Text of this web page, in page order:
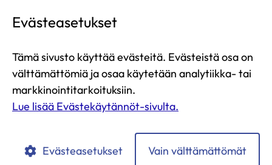
Jäsenille
Ajankohtaista
Yritysyhteistyö ja kumppanuus
Lahjoita
Evästeasetukset
Tämä sivusto käyttää evästeitä. Evästeistä osa on
välttämättömiä ja osaa käytetään analytiikka- tai
markkinointitarkoituksiin.
Lue lisää Evästekäytännöt-sivulta.
Evästeasetukset Vain välttämättömät